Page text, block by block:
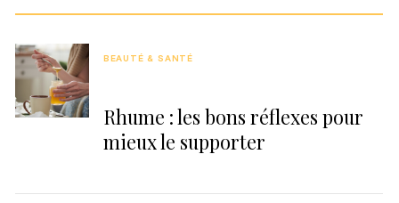
Rhume : les bons réflexes pour
mieux le supporter
BEAUTÉ & SANTÉ